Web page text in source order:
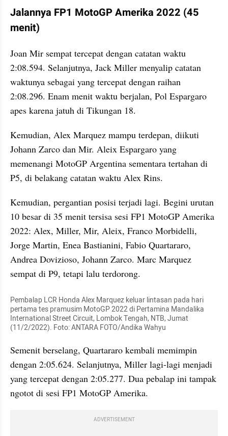
Jalannya FP1 MotoGP Amerika 2022 (45
menit)
Joan Mir sempat tercepat dengan catatan waktu
2:08.594. Selanjutnya, Jack Miller menyalip catatan
waktunya sebagai yang tercepat dengan raihan
2:08.296. Enam menit waktu berjalan, Pol Espargaro
apes karena jatuh di Tikungan 18.
Kemudian, Alex Marquez mampu terdepan, diikuti
Johann Zarco dan Mir. Aleix Espargaro yang
memenangi MotoGP Argentina sementara tertahan di
P5, di belakang catatan waktu Alex Rins.
Kemudian, pergantian posisi terjadi lagi. Begini urutan
10 besar di 35 menit tersisa sesi FP1 MotoGP Amerika
2022: Alex, Miller, Mir, Aleix, Franco Morbidelli,
Jorge Martin, Enea Bastianini, Fabio Quartararo,
Andrea Dovizioso, Johann Zarco. Marc Marquez
sempat di P9, tetapi lalu terdorong.
Pembalap LCR Honda Alex Marquez keluar lintasan pada hari
pertama tes pramusim MotoGP 2022 di Pertamina Mandalika
International Street Circuit, Lombok Tengah, NTB, Jumat
(11/2/2022). Foto: ANTARA FOTO/Andika Wahyu
Semenit berselang, Quartararo kembali memimpin
dengan 2:05.624. Selanjutnya, Miller lagi-lagi menjadi
yang tercepat dengan 2:05.277. Dua pebalap ini tampak
ngotot di sesi FP1 MotoGP Amerika.
ADVERTISEMENT